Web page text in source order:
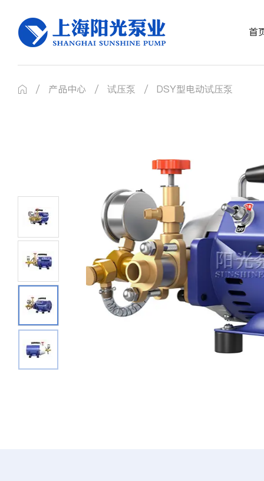
首
 / 产品中心 / 试压泵 / DSY型电动试压泵